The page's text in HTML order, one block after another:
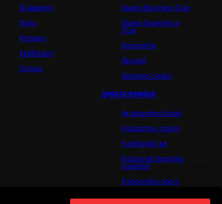
O akademii
Týmy
Projekty
Vzdělávání
Turnaje
Sparta Business Club
Sparta Experience
Club
Hospitalita
Partneři
Reklamní plnění
SPARTA POMÁHÁ
Ke zdravému životu
K osobnímu rozvoji
K začlenění se
K ochraně životního
prostředí
K obecnému dobru